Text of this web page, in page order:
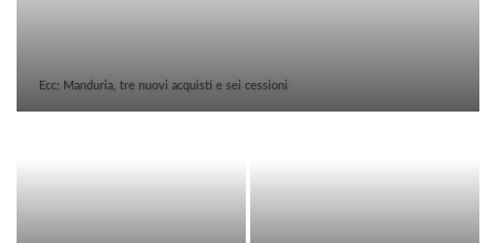
Ecc: Manduria, tre nuovi acquisti e sei cessioni